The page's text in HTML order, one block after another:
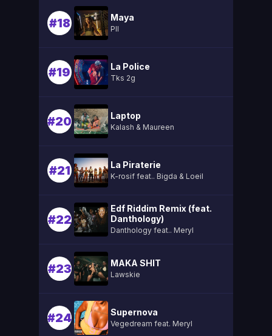
#18 Maya
Pll
#19 La Police
Tks 2g
#20 Laptop
Kalash & Maureen
#21 La Piraterie
K-rosif feat.. Bigda & Loeil
#22
Edf Riddim Remix (feat.
Danthology)
Danthology feat.. Meryl
#23 MAKA SHIT
Lawskie
#24 Supernova
Vegedream feat. Meryl